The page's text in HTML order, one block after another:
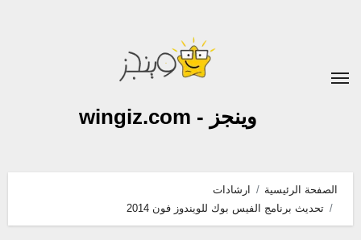
وينجز - wingiz.com
الصفحة الرئيسية
ارشادات
تحديث برنامج الفيس بوك للويندوز فون 2014